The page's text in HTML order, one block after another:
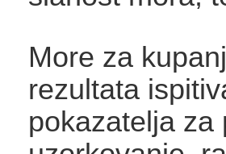
More za
rezultata
pokazatelja za